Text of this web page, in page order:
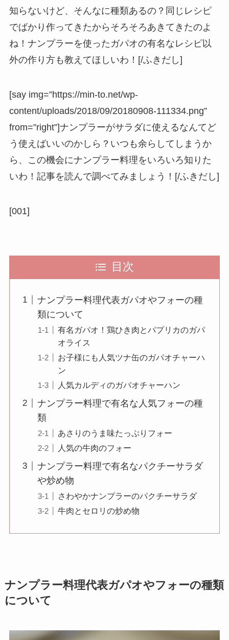
知らないけど、そんなに種類あるの？同じレシピ
でばかり作ってきたからそろそろあきてきたのよ
ね！ナンプラーを使ったガパオの有名なレシピ以
外の作り方も教えてほしいわ！[/ふきだし]
[say img=”https://min-to.net/wp-
content/uploads/2018/09/20180908-111334.png”
from=”right”]ナンプラーがサラダに使えるなんてど
う使えばいいのかしら？いつも余らしてしまうか
ら、この機会にナンプラー料理をいろいろ知りた
いわ！記事を読んで調べてみましょう！[/ふきだし]
[001]
目次
ナンプラー料理代表ガパオやフォーの種
類について
有名ガパオ！鶏ひき肉とパプリカのガパ
オライス
お子様にも人気ツナ缶のガパオチャーハ
ン
人気カルディのガパオチャーハン
ナンプラー料理で有名な人気フォーの種
類
あさりのうま味たっぷりフォー
人気の牛肉のフォー
ナンプラー料理で有名なパクチーサラダ
や炒め物
さわやかナンプラーのパクチーサラダ
牛肉とセロリの炒め物
ナンプラー料理代表ガパオやフォーの種類
について